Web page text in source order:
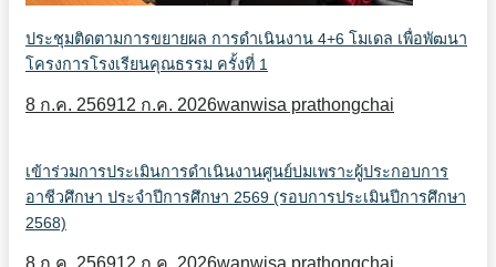
ประชุมติดตามการขยายผล การดำเนินงาน 4+6 โมเดล เพื่อพัฒนา
โครงการโรงเรียนคุณธรรม ครั้งที่ 1
8 ก.ค. 256912 ก.ค. 2026wanwisa prathongchai
เข้าร่วมการประเมินการดำเนินงานศูนย์บ่มเพราะผู้ประกอบการ
อาชีวศึกษา ประจำปีการศึกษา 2569 (รอบการประเมินปีการศึกษา
2568)
8 ก.ค. 256912 ก.ค. 2026wanwisa prathongchai